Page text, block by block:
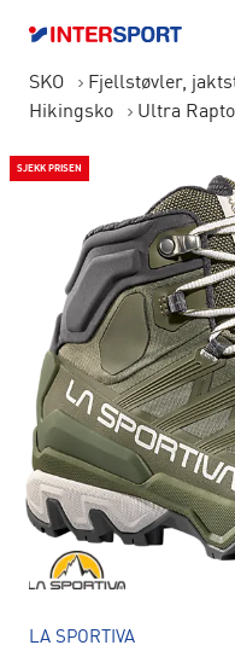
SKO
Fjellstøvler,
Hikingsko
Ultra
SJEKK PRISEN
LA SPORTIVA